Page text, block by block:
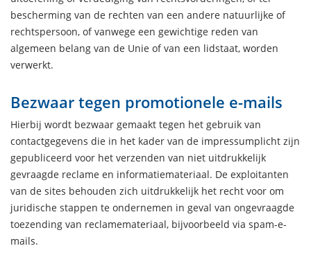
bescherming van de rechten van een andere natuurlijke of
rechtspersoon, of vanwege een gewichtige reden van
algemeen belang van de Unie of van een lidstaat, worden
verwerkt.
Bezwaar tegen promotionele e-mails
Hierbij wordt bezwaar gemaakt tegen het gebruik van
contactgegevens die in het kader van de impressumplicht zijn
gepubliceerd voor het verzenden van niet uitdrukkelijk
gevraagde reclame en informatiemateriaal. De exploitanten
van de sites behouden zich uitdrukkelijk het recht voor om
juridische stappen te ondernemen in geval van ongevraagde
toezending van reclamemateriaal, bijvoorbeeld via spam-e-
mails.